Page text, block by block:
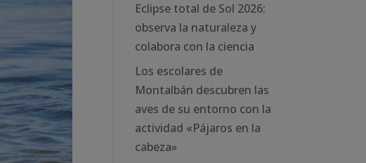
Eclipse total de Sol 2026:
observa la naturaleza y
colabora con la ciencia
Los escolares de
Montalbán descubren las
aves de su entorno con la
actividad «Pájaros en la
cabeza»